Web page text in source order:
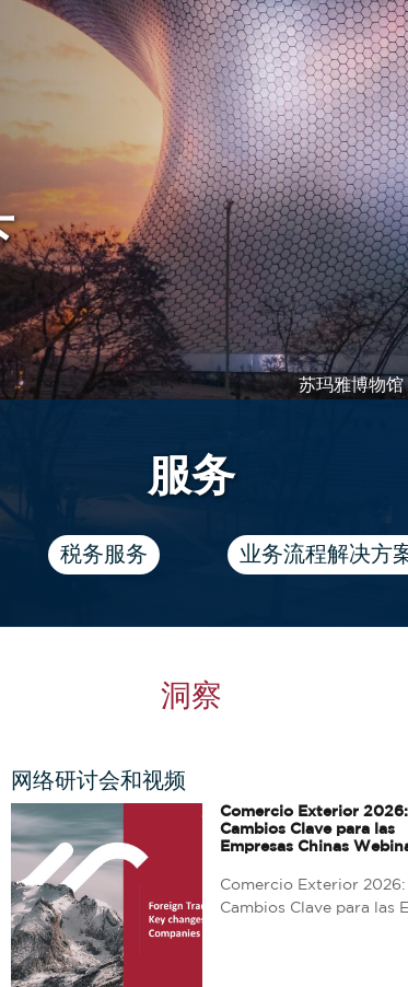
苏玛雅博物
服务
税务服务 业务流程解决方
洞察
网络研讨会和视频
Comercio Exterior 2026:
Cambios Clave para las
Empresas Chinas
Comercio Exterior 2026:
Cambios Clave para las